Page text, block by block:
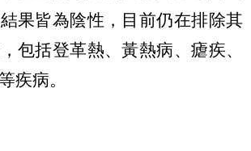
果皆為陰性，目前仍在排除其
包括登革熱、黃熱病、瘧疾、
疾病。